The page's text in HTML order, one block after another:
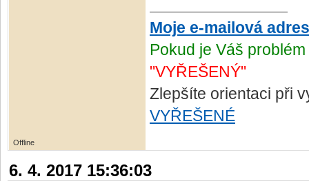
Moje e-mailová
Pokud je Váš
"VYŘEŠENÝ"
Zlepšíte orientaci při
VYŘEŠENÉ
Offline
6. 4. 2017 15:36:03